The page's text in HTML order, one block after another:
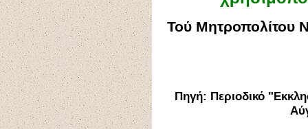
Τού Μητροπολίτου
Πηγή: Περιοδικό